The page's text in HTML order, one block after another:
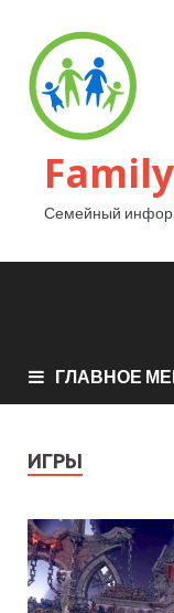
Семейный
ГЛАВНОЕ
ИГРЫ